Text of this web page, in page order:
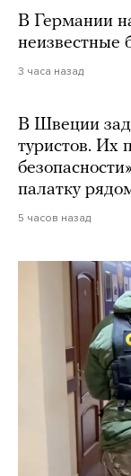
В Германии
неизвестные
3 часа назад
В Швеции
туристов. Их
палатку
5 часов назад